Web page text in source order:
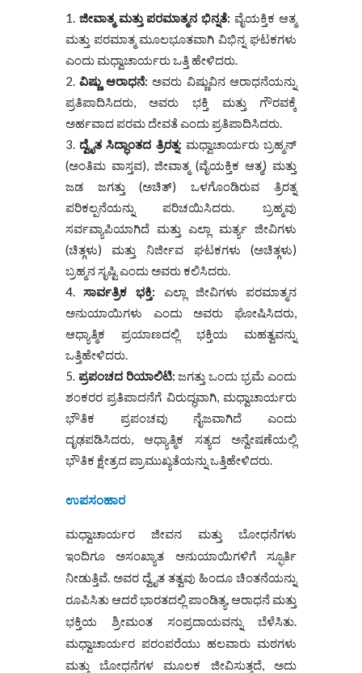
ಜೀವಾತ್ಮ ಮತ್ತು ಪರಮಾತ್ಮನ ಭಿನ್ನತೆ: ವೈಯಕ್ತಿಕ ಆತ್ಮ
ಮತ್ತು ಪರಮಾತ್ಮ ಮೂಲಭೂತವಾಗಿ ವಿಭಿನ್ನ ಘಟಕಗಳು
ಎಂದು ಮಧ್ವಾಚಾರ್ಯರು ಒತ್ತಿ ಹೇಳಿದರು.
ವಿಷ್ಣು ಆರಾಧನೆ: ಅವರು ವಿಷ್ಣುವಿನ ಆರಾಧನೆಯನ್ನು
ಪ್ರತಿಪಾದಿಸಿದರು, ಅವರು ಭಕ್ತಿ ಮತ್ತು ಗೌರವಕ್ಕೆ
ಅರ್ಹವಾದ ಪರಮ ದೇವತೆ ಎಂದು ಪ್ರತಿಪಾದಿಸಿದರು.
ದ್ವೈತ ಸಿದ್ಧಾಂತದ ತ್ರಿರತ್ನ: ಮಧ್ವಾಚಾರ್ಯರು ಬ್ರಹ್ಮನ್
(ಅಂತಿಮ ವಾಸ್ತವ), ಜೀವಾತ್ಮ (ವೈಯಕ್ತಿಕ ಆತ್ಮ) ಮತ್ತು
ಜಡ ಜಗತ್ತು (ಅಚಿತ್) ಒಳಗೊಂಡಿರುವ ತ್ರಿರತ್ನ
ಪರಿಕಲ್ಪನೆಯನ್ನು ಪರಿಚಯಿಸಿದರು. ಬ್ರಹ್ಮವು
ಸರ್ವವ್ಯಾಪಿಯಾಗಿದೆ ಮತ್ತು ಎಲ್ಲಾ ಮರ್ತ್ಯ ಜೀವಿಗಳು
(ಚಿತ್ಗಳು) ಮತ್ತು ನಿರ್ಜೀವ ಘಟಕಗಳು (ಅಚಿತ್ಗಳು)
ಬ್ರಹ್ಮನ ಸೃಷ್ಟಿ ಎಂದು ಅವರು ಕಲಿಸಿದರು.
ಸಾರ್ವತ್ರಿಕ ಭಕ್ತಿ: ಎಲ್ಲಾ ಜೀವಿಗಳು ಪರಮಾತ್ಮನ
ಅನುಯಾಯಿಗಳು ಎಂದು ಅವರು ಘೋಷಿಸಿದರು,
ಆಧ್ಯಾತ್ಮಿಕ ಪ್ರಯಾಣದಲ್ಲಿ ಭಕ್ತಿಯ ಮಹತ್ವವನ್ನು
ಒತ್ತಿಹೇಳಿದರು.
ಪ್ರಪಂಚದ ರಿಯಾಲಿಟಿ: ಜಗತ್ತು ಒಂದು ಭ್ರಮೆ ಎಂದು
ಶಂಕರರ ಪ್ರತಿಪಾದನೆಗೆ ವಿರುದ್ಧವಾಗಿ, ಮಧ್ವಾಚಾರ್ಯರು
ಭೌತಿಕ ಪ್ರಪಂಚವು ನೈಜವಾಗಿದೆ ಎಂದು
ದೃಢಪಡಿಸಿದರು, ಆಧ್ಯಾತ್ಮಿಕ ಸತ್ಯದ ಅನ್ವೇಷಣೆಯಲ್ಲಿ
ಭೌತಿಕ ಕ್ಷೇತ್ರದ ಪ್ರಾಮುಖ್ಯತೆಯನ್ನು ಒತ್ತಿಹೇಳಿದರು.
ಉಪಸಂಹಾರ
ಮಧ್ವಾಚಾರ್ಯರ ಜೀವನ ಮತ್ತು ಬೋಧನೆಗಳು
ಇಂದಿಗೂ ಅಸಂಖ್ಯಾತ ಅನುಯಾಯಿಗಳಿಗೆ ಸ್ಫೂರ್ತಿ
ನೀಡುತ್ತಿವೆ. ಅವರ ದ್ವೈತ ತತ್ವವು ಹಿಂದೂ ಚಿಂತನೆಯನ್ನು
ರೂಪಿಸಿತು ಆದರೆ ಭಾರತದಲ್ಲಿ ಪಾಂಡಿತ್ಯ, ಆರಾಧನೆ ಮತ್ತು
ಭಕ್ತಿಯ ಶ್ರೀಮಂತ ಸಂಪ್ರದಾಯವನ್ನು ಬೆಳೆಸಿತು.
ಮಧ್ವಾಚಾರ್ಯರ ಪರಂಪರೆಯು ಹಲವಾರು ಮಠಗಳು
ಮತ್ತು ಬೋಧನೆಗಳ ಮೂಲಕ ಜೀವಿಸುತ್ತದೆ, ಅದು